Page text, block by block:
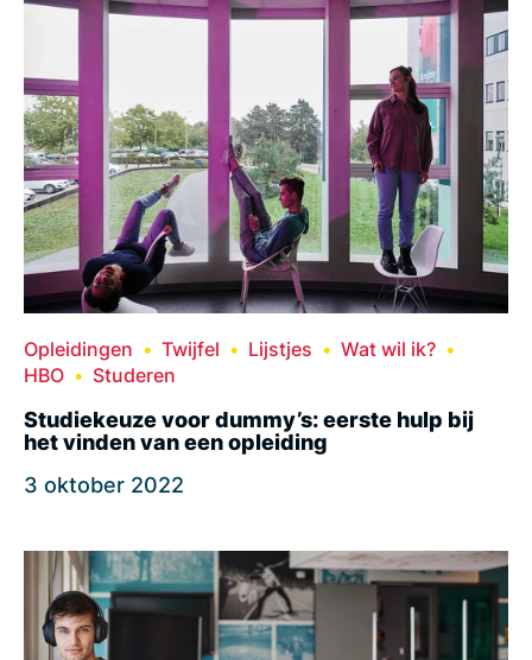
Opleidingen Twijfel Lijstjes
Wat wil ik?
HBO
Studeren
Studiekeuze voor dummy’s: eerste hulp bij
het vinden van een opleiding
3 oktober 2022